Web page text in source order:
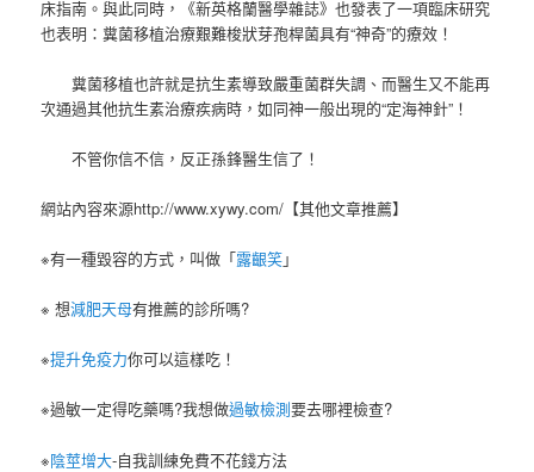
床指南。與此同時，《新英格蘭醫學雜誌》也發表了一項臨床研究
也表明：糞菌移植治療艱難梭狀芽孢桿菌具有“神奇”的療效！
糞菌移植也許就是抗生素導致嚴重菌群失調、而醫生又不能再
次通過其他抗生素治療疾病時，如同神一般出現的“定海神針”！
不管你信不信，反正孫鋒醫生信了！
網站內容來源http://www.xywy.com/【其他文章推薦】
※有一種毀容的方式，叫做「露齦笑」
※ 想減肥天母有推薦的診所嗎?
※提升免疫力你可以這樣吃！
※過敏一定得吃藥嗎?我想做過敏檢測要去哪裡檢查?
※陰莖增大-自我訓練免費不花錢方法